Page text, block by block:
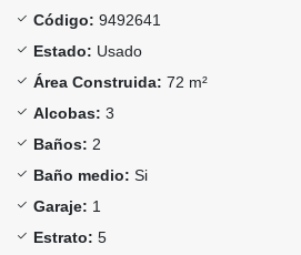
Código: 9492641
Estado: Usado
Área Construida: 72 m²
Alcobas: 3
Baños: 2
Baño medio: Si
Garaje: 1
Estrato: 5